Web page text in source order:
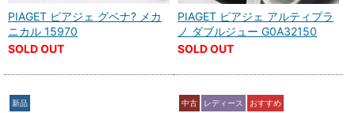
PIAGET ピアジェ グベナ? メカ
ニカル 15970
SOLD OUT
PIAGET ピアジェ アルティプラ
ノ ダブルジュー G0A32150
SOLD OUT
新品 中古 レディース おすすめ